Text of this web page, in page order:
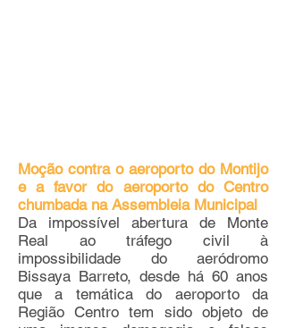
Moção contra o aeroporto do Montijo
e a favor do aeroporto do Centro
chumbada na Assembleia Municipal
Da impossível abertura de Monte
Real ao tráfego civil à
impossibilidade do aeródromo
Bissaya Barreto, desde há 60 anos
que a temática do aeroporto da
Região Centro tem sido objeto de